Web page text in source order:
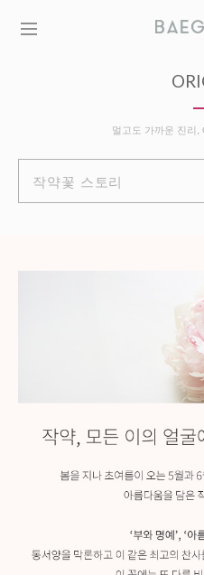
멀고도 가까운 진리,
작약꽃 스토리